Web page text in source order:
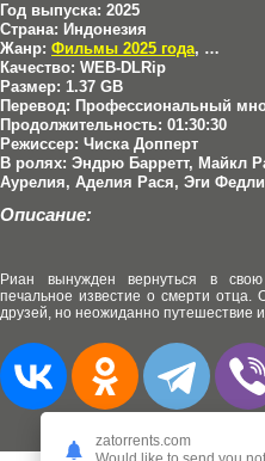
Год выпуска: 2025
Страна: Индонезия
Жанр: Фильмы 2025 года, Ужасы
Качество: WEB-DLRip
Размер: 1.37 GB
Перевод: Профессиональный
Продолжительность: 01:30:30
Режиссер: Чиска Допперт
В ролях: Эндрю Барретт, Майкл
Аурелия, Аделия Рася, Эги Федли
Описание:
Риан вынужден вернуться в
печальное известие о смерти отца.
друзей, но неожиданно путешествие
zatorrents.com